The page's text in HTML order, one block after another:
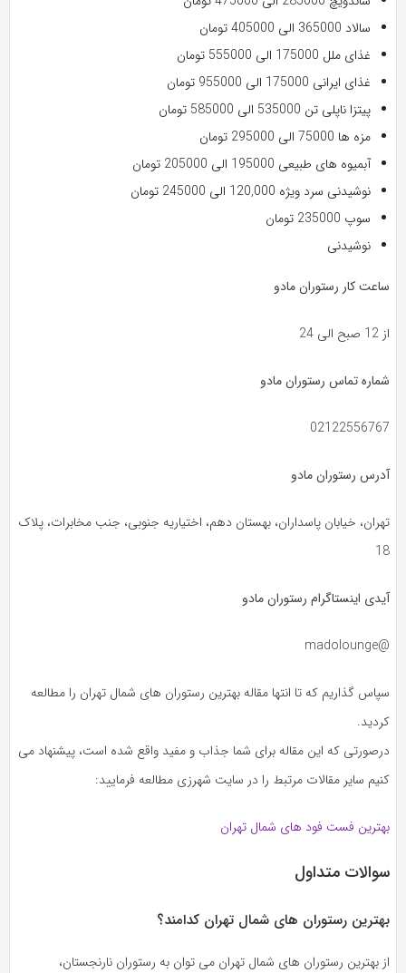
سالاد 365000 الی 405000 تومان
غذای ملل 175000 الی 555000 تومان
غذای ایرانی 175000 الی 955000 تومان
پیتزا ناپلی تن 535000 الی 585000 تومان
مزه ها 75000 الی 295000 تومان
آبمیوه های طبیعی 195000 الی 205000 تومان
نوشیدنی سرد ویژه 120,000 الی 245000 تومان
سوپ 235000 تومان
نوشیدنی
ساعت کار رستوران مادو
از 12 صبح الی 24
شماره تماس رستوران مادو
02122556767
آدرس رستوران مادو
تهران، خیابان پاسداران، بهستان دهم، اختیاریه جنوبی، جنب مخابرات، پلاک
18
آیدی اینستاگرام رستوران مادو
@madolounge
سپاس گذاریم که تا انتها مقاله بهترین رستوران های شمال تهران را مطالعه
کردید.
درصورتی که این مقاله برای شما جذاب و مفید واقع شده است، پیشنهاد می
کنیم سایر مقالات مرتبط را در سایت شهرزی مطالعه فرمایید:
بهترین فست فود های شمال تهران
سوالات متداول
بهترین رستوران های شمال تهران کدامند؟
از بهترین رستوران های شمال تهران می توان به رستوران نارنجستان،